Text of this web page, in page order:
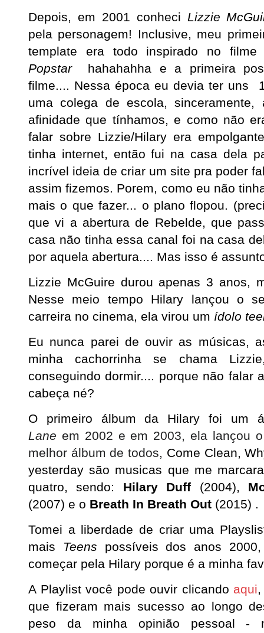
Depois, em 2001 conheci Lizzie
pela personagem! Inclusive, meu
template era todo inspirado no
Popstar
hahahahha e a primeira
filme.... Nessa época eu devia ter uns
uma colega de escola,
afinidade que tínhamos, e como não
falar sobre Lizzie/Hilary era
tinha internet, então fui na casa dela
incrível ideia de criar um site pra poder
assim fizemos. Porem, como eu não
mais o que fazer... o plano flopou.
que vi a abertura de Rebelde, que
casa não tinha essa canal foi na casa
por aquela abertura.... Mas isso é
Lizzie McGuire durou apenas 3 anos,
Nesse meio tempo Hilary lançou o
carreira no cinema, ela virou um ídolo
Eu nunca parei de ouvir as músicas,
minha cachorrinha se chama
conseguindo dormir.... porque não falar
cabeça né?
O primeiro álbum da Hilary foi um
Lane em 2002 e em 2003, ela lançou
melhor álbum de todos, Come Clean,
yesterday são musicas que me
quatro, sendo: Hilary Duff (2004),
(2007) e o Breath In Breath Out (2015) .
Tomei a liberdade de criar uma
mais Teens possíveis dos anos
começar pela Hilary porque é a minha
A Playlist você pode ouvir clicando aqui
que fizeram mais sucesso ao longo
peso da minha opinião pessoal -